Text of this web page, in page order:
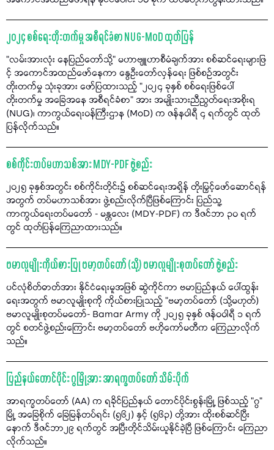
၂၀၂၄ စစ်ရေးတိုးတက်မှု အစီရင်ခံစာ NUG-MoD ထုတ်ပြန်
“လမ်းအားလုံး နေပြည်တော်သို့" မဟာဗျူဟာစီမံချက်အား စစ်ဆင်ရေးများဖြ
င့် အကောင်အထည်ဖော်နေကာ နွေဦးတော်လှန်ရေး ဖြစ်စဉ်အတွင်း
တိုးတက်မှု သုံးခုအား ဖော်ပြထားသည့် "၂၀၂၄ ခုနှစ် စစ်ရေးဖြစ်ပေါ်
တိုးတက်မှု အခြေအနေ အစီရင်ခံစာ" အား အမျိုးသားညီညွတ်ရေးအစိုးရ
(NUG)၊ ကာကွယ်ရေးဝန်ကြီးဌာန (MoD) က ဇန်နဝါရီ ၄ ရက်တွင် ထုတ်
ပြန်လိုက်သည်။
စစ်ကိုင်းတပ်မဟာသစ်အား MDY-PDF ဖွဲ့စည်း
၂၀၂၅ ခုနှစ်အတွင်း စစ်ကိုင်းတိုင်း၌ စစ်ဆင်ရေးအရှိန် တိုးမြှင့်ဖော်ဆောင်ရန်
အတွက် တပ်မဟာသစ်အား ဖွဲ့စည်းလိုက်ပြီဖြစ်ကြောင်း ပြည်သူ့
ကာကွယ်ရေးတပ်မတော် - မန္တလေး (MDY-PDF) က ဒီဇင်ဘာ ၃၀ ရက်
တွင် ထုတ်ပြန်ကြေညာထားသည်။
ဗမာလူမျိုးကိုယ်စားပြု ဗမာ့တပ်တော် (သို့) ဗမာလူမျိုးစုတပ်တော် ဖွဲ့စည်း
ပင်လုံစိတ်ဓာတ်အား နိုင်ငံရေးမူအဖြစ် ဆွဲကိုင်ကာ ဗမာပြည်နယ် ပေါ်ထွန်း
ရေးအတွက် ဗမာလူမျိုးစုကို ကိုယ်စားပြုသည့် "ဗမာ့တပ်တော် (သို့မဟုတ်)
ဗမာလူမျိုးစုတပ်မတော်- Bamar Army ကို ၂၀၂၅ ခုနှစ် ဇန်ဝဝါရီ ၁ ရက်
တွင် စတင်ဖွဲ့စည်းကြောင်း ဗမာ့တပ်တော် ဗဟိုကော်မတီက ကြေညာလိုက်
သည်။
ပြည်နယ်တောင်ပိုင်း ဂွမြို့အား အာရက္ခတပ်တော် သိမ်းပိုက်
အာရက္ခတပ်တော် (AA) က ရခိုင်ပြည်နယ် တောင်ပိုင်းစွန်းမြို့ ဖြစ်သည့် "ဂွ"
မြို့ အခြေစိုက် ခြေမြန်တပ်ရင်း (၅၆၂) နှင့် (၅၆၃) တို့အား ထိုးစစ်ဆင်ပြီး
နောက် ဒီဇင်ဘာ၂၉ ရက်တွင် အပြီးတိုင်သိမ်းယူနိုင်ခဲ့ပြီ ဖြစ်ကြောင်း ကြေညာ
လိုက်သည်။